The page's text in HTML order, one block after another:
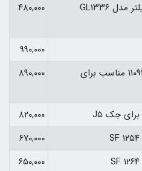
فیلتر هوا و روغن خودرو بهران فیلتر مدل GL۱۳۳۶
۴۸۰,۰۰۰
۹۹۰,۰۰۰
فیلتر هوای خودرو مدل ۱۱۰۹۱۳۰U۱۵۱۰ مناسب برای
۸۹۰,۰۰۰
۸۲۰,۰۰۰
۶۷۰,۰۰۰
۶۵۰,۰۰۰